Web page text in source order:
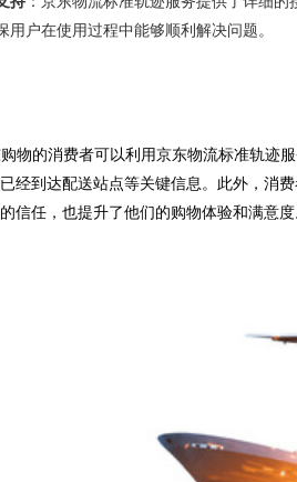
用户在使用过程中能够顺利解决问题。
购物的消费者可以利用京东物流标准轨迹
经到达配送站点等关键信息。此外，消
信任，也提升了他们的购物体验和满意